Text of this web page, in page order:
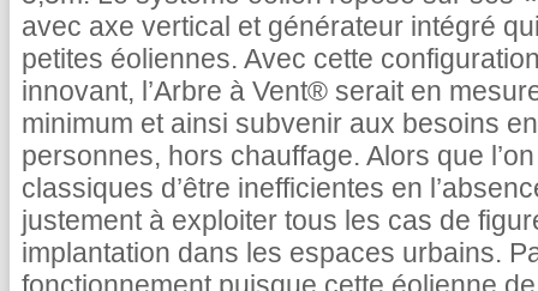
avec axe vertical et générateur intégré
petites éoliennes. Avec cette
innovant, l’Arbre à Vent® serait en
minimum et ainsi subvenir aux besoins
personnes, hors chauffage. Alors que
classiques d’être inefficientes en
justement à exploiter tous les cas de
implantation dans les espaces urbains.